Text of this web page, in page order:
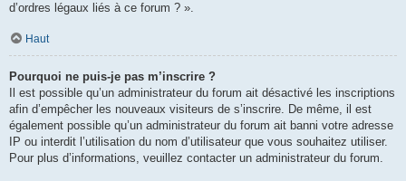
d’ordres légaux liés à ce forum ? ».
Haut
Pourquoi ne puis-je pas m’inscrire ?
Il est possible qu’un administrateur du forum ait désactivé les inscriptions
afin d’empêcher les nouveaux visiteurs de s’inscrire. De même, il est
également possible qu’un administrateur du forum ait banni votre adresse
IP ou interdit l’utilisation du nom d’utilisateur que vous souhaitez utiliser.
Pour plus d’informations, veuillez contacter un administrateur du forum.